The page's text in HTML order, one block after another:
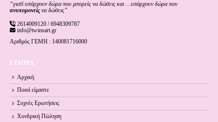
“γιατί υπάρχουν δώρα που μπορείς να δώσεις και …υπάρχουν δώρα που
ανυπομονείςνα δώσεις”
2614009120 / 6948309787
info@twinsart.gr
Αριθμός ΓΕΜΗ : 140081716000
ΕΤΑΙΡΙΑ
Αρχική
Ποιοί είμαστε
Συχνές Ερωτήσεις
Χονδρική Πώληση